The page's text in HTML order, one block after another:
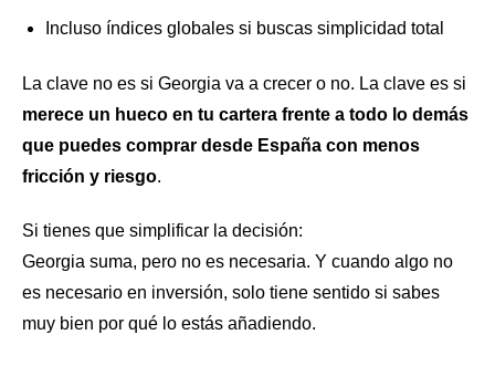
Incluso índices globales si buscas simplicidad total
La clave no es si Georgia va a crecer o no. La clave es si
merece un hueco en tu cartera frente a todo lo demás
que puedes comprar desde España con menos
fricción y riesgo.
Si tienes que simplificar la decisión:
Georgia suma, pero no es necesaria. Y cuando algo no
es necesario en inversión, solo tiene sentido si sabes
muy bien por qué lo estás añadiendo.